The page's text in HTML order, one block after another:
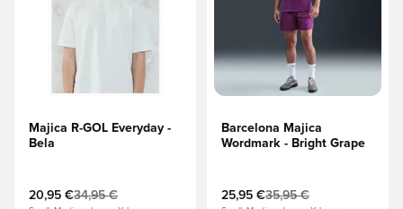
Majica R-GOL Everyday -
Bela
20,95 €34,95 €
Barcelona Majica
Wordmark - Bright Grape
25,95 €35,95 €